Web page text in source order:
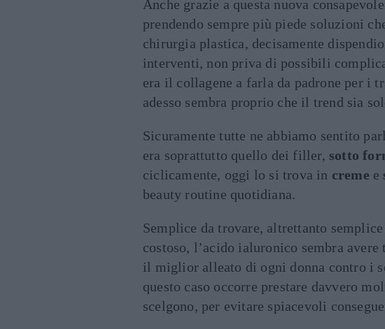
Anche grazie a questa nuova
prendendo sempre più piede soluzioni
chirurgia plastica, decisamente
interventi, non priva di possibili
era il collagene a farla da padrone per i
adesso sembra proprio che il trend sia
Sicuramente tutte ne abbiamo sentito
era soprattutto quello dei filler, sotto
ciclicamente, oggi lo si trova in creme e
beauty routine quotidiana.
Semplice da trovare, altrettanto semplice
costoso, l’acido ialuronico sembra
il miglior alleato di ogni donna contro i
questo caso occorre prestare davvero
scelgono, per evitare spiacevoli